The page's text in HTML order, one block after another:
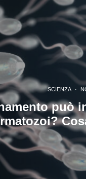
SCIENZA ·
può